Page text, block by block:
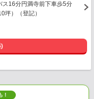
ス16分円満寺前下車歩5分
坪）（登記）
)
！